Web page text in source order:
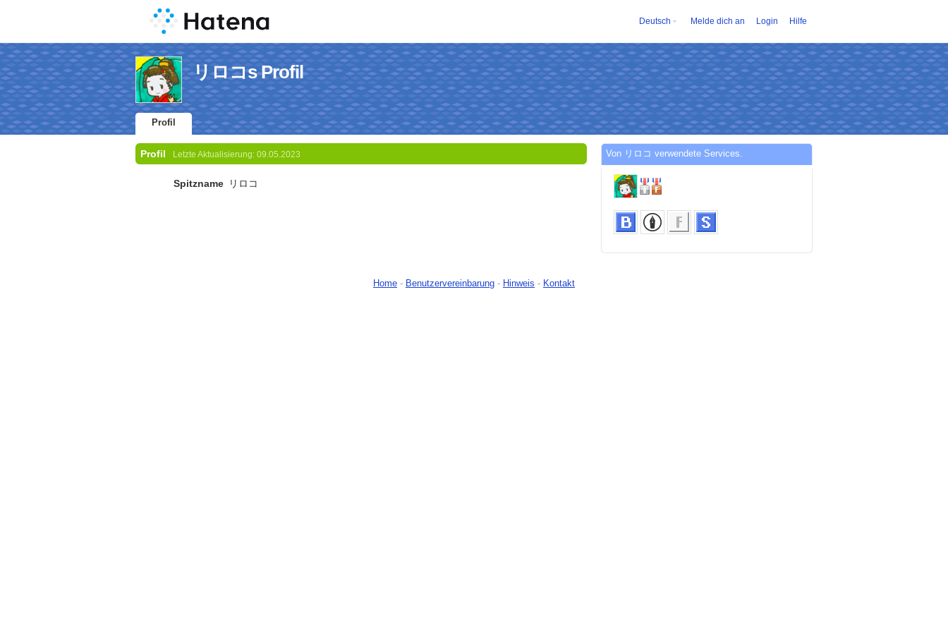
Deutsch Melde dich an Login Hilfe
リロコs Profil
Profil
Profil Letzte Aktualisierung: 09.05.2023
Spitzname リロコ
Von リロコ verwendete Services.
Home - Benutzervereinbarung - Hinweis - Kontakt